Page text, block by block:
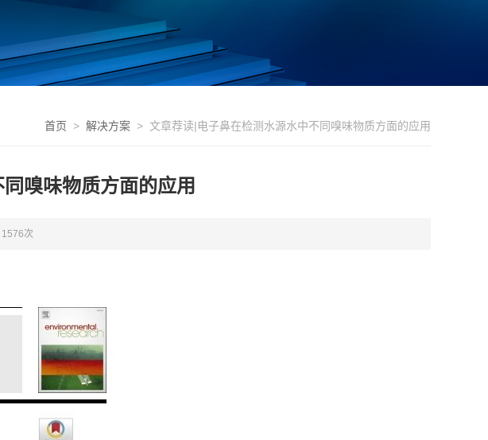
首页 > 解决方案 > 文章荐读|电子鼻在检测水源水中不同嗅味物质方面的应用
嗅味物质方面的应用
次